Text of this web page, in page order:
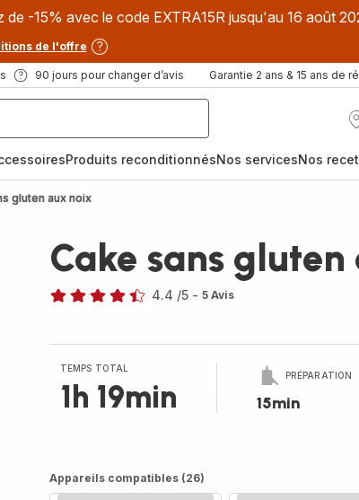
-15% avec le code EXTRA15R jusqu'au 16 août
de l'offre
90 jours pour changer d’avis Garantie 2 ans & 15 ans de
Produits reconditionnésNos servicesNos
gluten aux noix
Cake sans
4.4 /5 - 5 Avis
TEMPS TOTAL
1h 19min
PRÉPARATION
15min
Appareils compatibles (26)